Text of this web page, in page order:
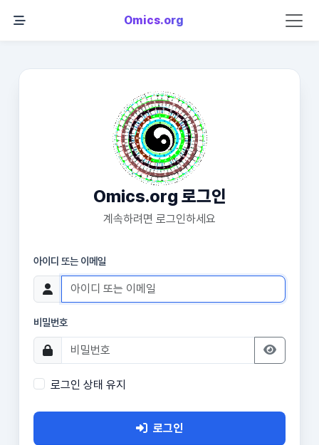
Omics.org
Omics.org 로그인
계속하려면 로그인하세요
아이디 또는 이메일
비밀번호
로그인 상태 유지
로그인